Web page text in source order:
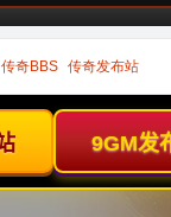
传奇BBS 传奇发布站